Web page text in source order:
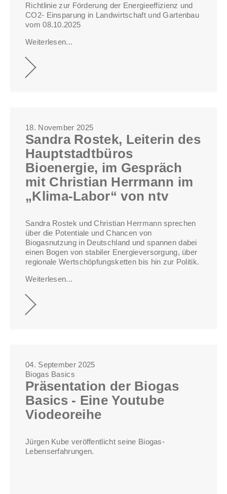
Richtlinie zur Förderung der Energieeffizienz und
CO2- Einsparung in Landwirtschaft und Gartenbau
vom 08.10.2025
Weiterlesen...
18. November 2025
Sandra Rostek, Leiterin des
Hauptstadtbüros
Bioenergie, im Gespräch
mit Christian Herrmann im
„Klima-Labor“ von ntv
Sandra Rostek und Christian Herrmann sprechen
über die Potentiale und Chancen von
Biogasnutzung in Deutschland und spannen dabei
einen Bogen von stabiler Energieversorgung, über
regionale Wertschöpfungsketten bis hin zur Politik.
Weiterlesen...
04. September 2025
Biogas Basics
Präsentation der Biogas
Basics - Eine Youtube
Viodeoreihe
Jürgen Kube veröffentlicht seine Biogas-
Lebenserfahrungen.